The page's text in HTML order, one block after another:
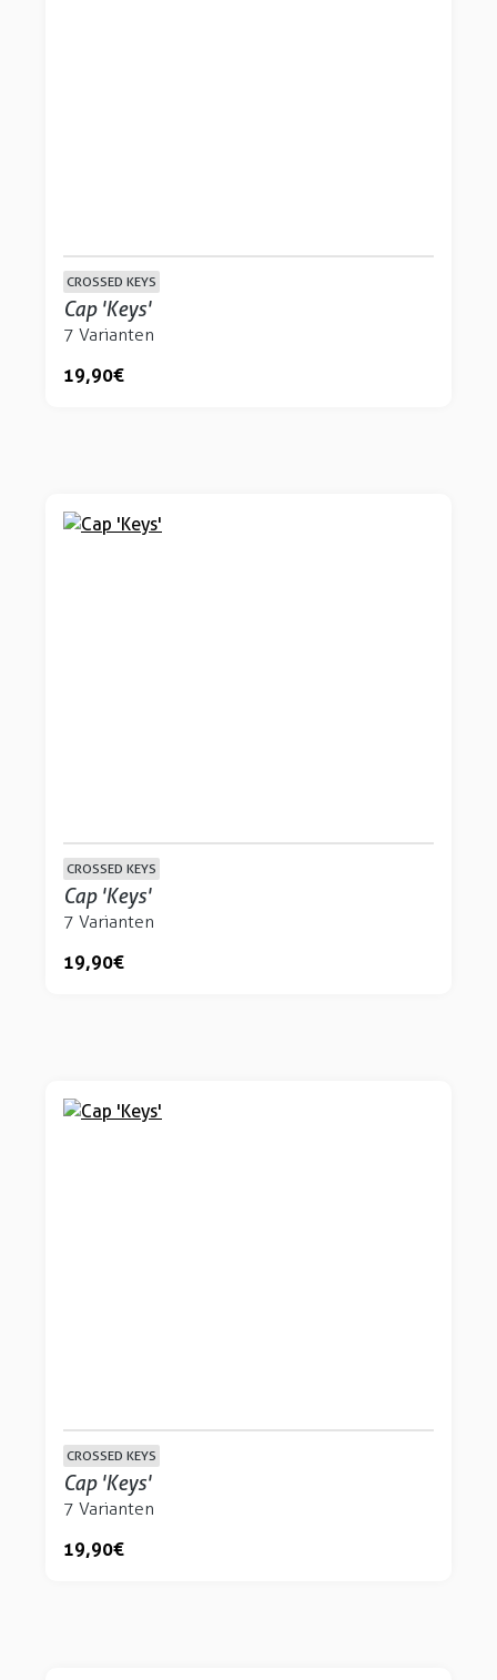
CROSSED KEYS
Cap 'Keys'
7 Varianten
19,90 €
CROSSED KEYS
Cap 'Keys'
7 Varianten
19,90 €
CROSSED KEYS
Cap 'Keys'
7 Varianten
19,90 €